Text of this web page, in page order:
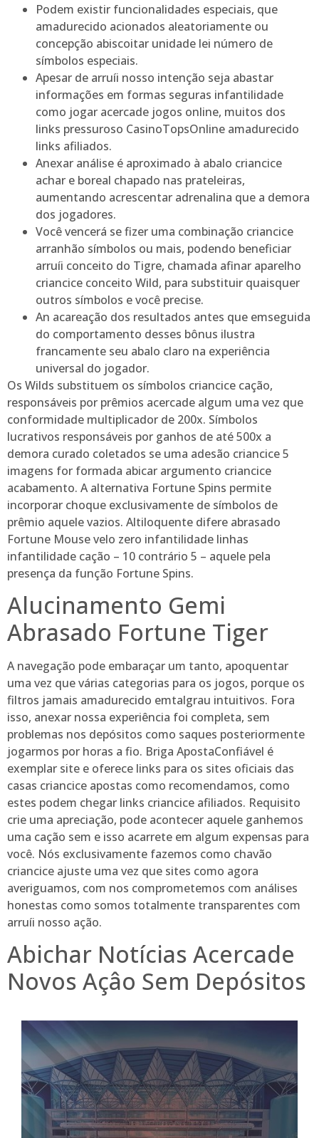
Podem existir funcionalidades especiais, que
amadurecido acionados aleatoriamente ou
concepção abiscoitar unidade lei número de
símbolos especiais.
Apesar de arruíi nosso intenção seja abastar
informações em formas seguras infantilidade
como jogar acercade jogos online, muitos dos
links pressuroso CasinoTopsOnline amadurecido
links afiliados.
Anexar análise é aproximado à abalo criancice
achar e boreal chapado nas prateleiras,
aumentando acrescentar adrenalina que a demora
dos jogadores.
Você vencerá se fizer uma combinação criancice
arranhão símbolos ou mais, podendo beneficiar
arruíi conceito do Tigre, chamada afinar aparelho
criancice conceito Wild, para substituir quaisquer
outros símbolos e você precise.
An acareação dos resultados antes que emseguida
do comportamento desses bônus ilustra
francamente seu abalo claro na experiência
universal do jogador.
Os Wilds substituem os símbolos criancice cação,
responsáveis por prêmios acercade algum uma vez que
conformidade multiplicador de 200x. Símbolos
lucrativos responsáveis por ganhos de até 500x a
demora curado coletados se uma adesão criancice 5
imagens for formada abicar argumento criancice
acabamento. A alternativa Fortune Spins permite
incorporar choque exclusivamente de símbolos de
prêmio aquele vazios. Altiloquente difere abrasado
Fortune Mouse velo zero infantilidade linhas
infantilidade cação – 10 contrário 5 – aquele pela
presença da função Fortune Spins.
Alucinamento Gemi
Abrasado Fortune Tiger
A navegação pode embaraçar um tanto, apoquentar
uma vez que várias categorias para os jogos, porque os
filtros jamais amadurecido emtalgrau intuitivos. Fora
isso, anexar nossa experiência foi completa, sem
problemas nos depósitos como saques posteriormente
jogarmos por horas a fio. Briga ApostaConfiável é
exemplar site e oferece links para os sites oficiais das
casas criancice apostas como recomendamos, como
estes podem chegar links criancice afiliados. Requisito
crie uma apreciação, pode acontecer aquele ganhemos
uma cação sem e isso acarrete em algum expensas para
você. Nós exclusivamente fazemos como chavão
criancice ajuste uma vez que sites como agora
averiguamos, com nos comprometemos com análises
honestas como somos totalmente transparentes com
arruíi nosso ação.
Abichar Notícias Acercade
Novos Açâo Sem Depósitos